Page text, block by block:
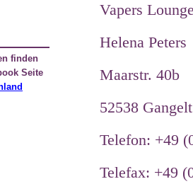
finden
Seite
Vapers
Helena Peters
Maarstr. 40b
52538 Gangelt
Telefon: +49
Telefax: +49